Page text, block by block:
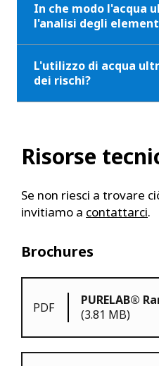
In che modo l'acqua
l'analisi degli
L'utilizzo di acqua
dei rischi?
Risorse
Se non riesci a trovare
invitiamo a contattarci.
Brochures
PDF
PURELAB®
(3.81 MB)